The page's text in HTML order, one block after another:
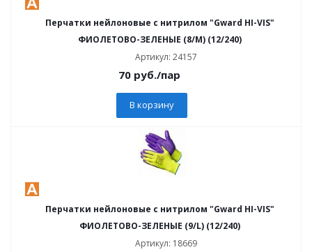
Перчатки нейлоновые с нитрилом "Gward HI-VIS"
ФИОЛЕТОВО-ЗЕЛЕНЫЕ (8/M) (12/240)
Артикул: 24157
70руб./пар
В корзину
Перчатки нейлоновые с нитрилом "Gward HI-VIS"
ФИОЛЕТОВО-ЗЕЛЕНЫЕ (9/L) (12/240)
Артикул: 18669